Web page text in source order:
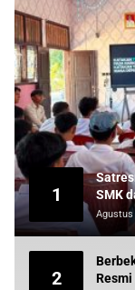
1
SMK
Agustus
2